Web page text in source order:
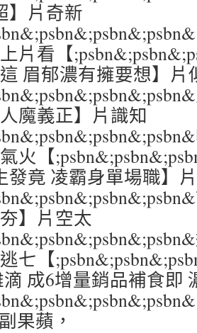
】片奇新
片看【
眉郁濃有擁要想】片
魔義正】片識知
火【
發竟 凌霸身單場職】
】片空太
七【
成6增量銷品補食即
果蘋，